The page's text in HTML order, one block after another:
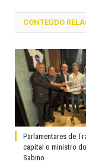
CONTEÚDO
Parlamentares de
capital o ministro
Sabino